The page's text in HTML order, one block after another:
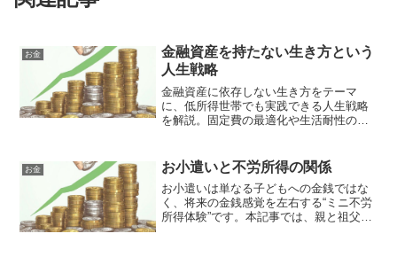
お金
金融資産を持たない生き方という
人生戦略
金融資産に依存しない生き方をテーマ
に、低所得世帯でも実践できる人生戦略
を解説。固定費の最適化や生活耐性の構
お金 お小遣いと不労所得の関係
お小遣いは単なる子どもへの金銭ではな
く、将来の金銭感覚を左右する“ミニ不労
所得体験”です。本記事では、親と祖父母